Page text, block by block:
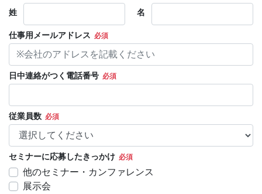
姓 名
仕事用メールアドレス
日中連絡がつく電話番号
従業員数
セミナーに応募したきっかけ
他のセミナー・カンファレンス
展示会